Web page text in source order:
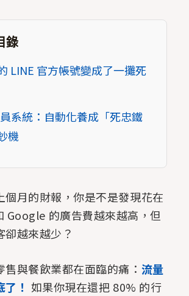
錄
LINE 官方帳號變成了一攤死
系統：自動化養成「死忠鐵
機
個月的財報，你是不是發現花在
Google 的廣告費越來越高，但
卻越來越少？
售與餐飲業都在面臨的痛： 流量
！ 如果你現在還把 80% 的行